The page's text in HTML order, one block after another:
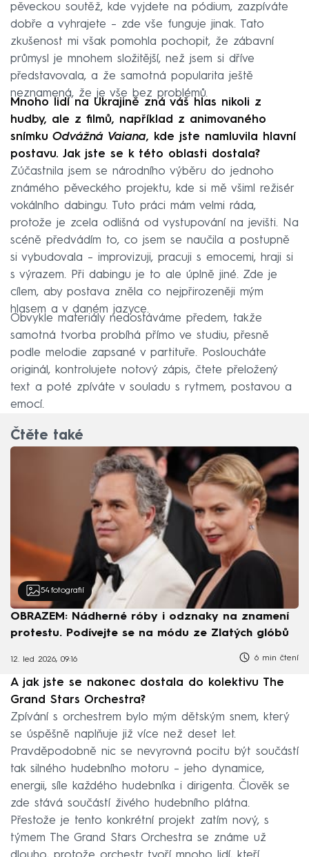
pěveckou soutěž, kde vyjdete na pódium, zazpíváte
dobře a vyhrajete – zde vše funguje jinak. Tato
zkušenost mi však pomohla pochopit, že zábavní
průmysl je mnohem složitější, než jsem si dříve
představovala, a že samotná popularita ještě
neznamená, že je vše bez problémů.
Mnoho lidí na Ukrajině zná váš hlas nikoli z
hudby, ale z filmů, například z animovaného
snímku Odvážná Vaiana, kde jste namluvila hlavní
postavu. Jak jste se k této oblasti dostala?
Zúčastnila jsem se národního výběru do jednoho
známého pěveckého projektu, kde si mě všiml režisér
vokálního dabingu. Tuto práci mám velmi ráda,
protože je zcela odlišná od vystupování na jevišti. Na
scéně předvádím to, co jsem se naučila a postupně
si vybudovala – improvizuji, pracuji s emocemi, hraji si
s výrazem. Při dabingu je to ale úplně jiné. Zde je
cílem, aby postava zněla co nejpřirozeněji mým
hlasem a v daném jazyce.
Obvykle materiály nedostáváme předem, takže
samotná tvorba probíhá přímo ve studiu, přesně
podle melodie zapsané v partituře. Posloucháte
originál, kontrolujete notový zápis, čtete přeložený
text a poté zpíváte v souladu s rytmem, postavou a
emocí.
Čtěte také
54 fotografií
OBRAZEM: Nádherné róby i odznaky na znamení
protestu. Podívejte se na módu ze Zlatých glóbů
12. led 2026, 09:16 6 min čtení
A jak jste se nakonec dostala do kolektivu The
Grand Stars Orchestra?
Zpívání s orchestrem bylo mým dětským snem, který
se úspěšně naplňuje již více než deset let.
Pravděpodobně nic se nevyrovná pocitu být součástí
tak silného hudebního motoru –⁠⁠⁠⁠⁠⁠ jeho dynamice,
energii, síle každého hudebníka i dirigenta. Člověk se
zde stává součástí živého hudebního plátna.
Přestože je tento konkrétní projekt zatím nový, s
týmem The Grand Stars Orchestra se známe už